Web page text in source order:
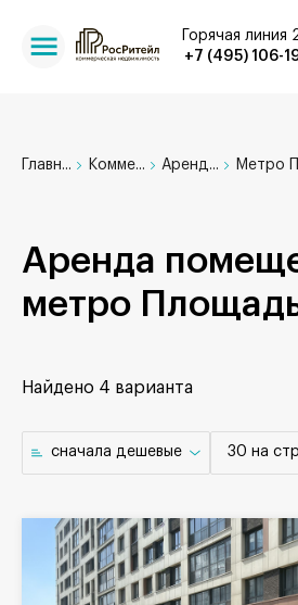
+7 (495) 106-
Горячая линия
Главн... Комме... Аренд... Метро
Аренда
метро
Найдено 4 варианта
cначала дешевые 30 на